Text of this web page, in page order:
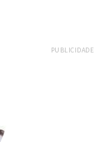
PUBLICIDADE